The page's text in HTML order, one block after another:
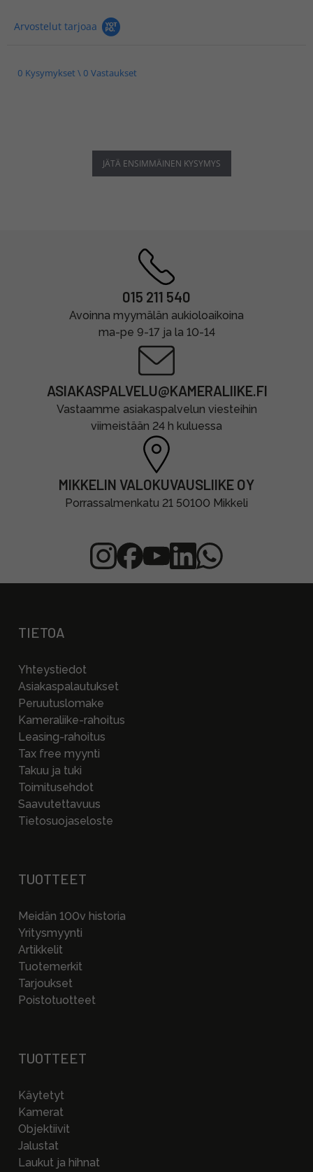
Arvostelut tarjoaa
0 Kysymykset \ 0 Vastaukset
JÄTÄ ENSIMMÄINEN KYSYMYS
015 211 540
Avoinna myymälän aukioloaikoina
ma-pe 9-17 ja la 10-14
ASIAKASPALVELU@KAMERALIIKE.FI
Vastaamme asiakaspalvelun viesteihin
viimeistään 24 h kuluessa
MIKKELIN VALOKUVAUSLIIKE OY
Porrassalmenkatu 21 50100 Mikkeli
TIETOA
Yhteystiedot
Asiakaspalautukset
Peruutuslomake
Kameraliike-rahoitus
Leasing-rahoitus
Tax free myynti
Takuu ja tuki
Toimitusehdot
Saavutettavuus
Tietosuojaseloste
TUOTTEET
Meidän 100v historia
Yritysmyynti
Artikkelit
Tuotemerkit
Tarjoukset
Poistotuotteet
TUOTTEET
Käytetyt
Kamerat
Objektiivit
Jalustat
Laukut ja hihnat